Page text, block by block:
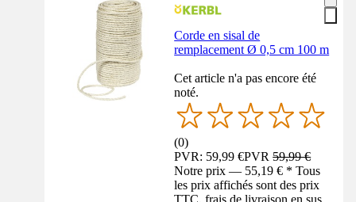
Corde en sisal de
remplacement Ø 0,5 cm 100 m
Cet article n'a pas encore été
noté.
(0)
PVR: 59,99 €PVR59,99 €
Notre prix — 55,19 € * Tous
les prix affichés sont des prix
TTC, frais de livraison en sus